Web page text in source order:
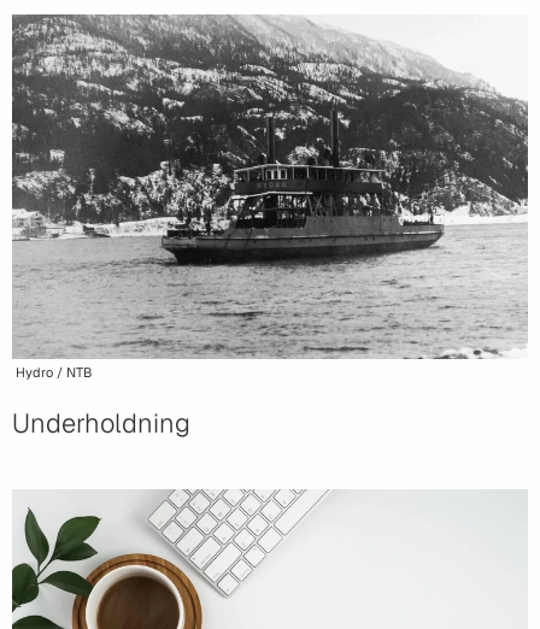
Hydro / NTB
Underholdning